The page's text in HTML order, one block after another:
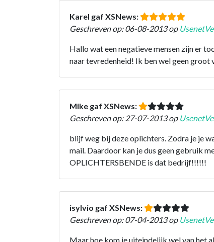
Karel gaf XSNews:
Geschreven op: 06-08-2013 op
Hallo wat een negatieve mensen zijn er
naar tevredenheid! Ik ben wel geen groot
Mike gaf XSNews:
Geschreven op: 27-07-2013 op
blijf weg bij deze oplichters. Zodra je je
mail. Daardoor kan je dus geen gebruik
OPLICHTERSBENDE is dat bedrijf!!!!!!
isylvio gaf XSNews:
Geschreven op: 07-04-2013 op
Maar hoe kom je uiteindelijk wel van het